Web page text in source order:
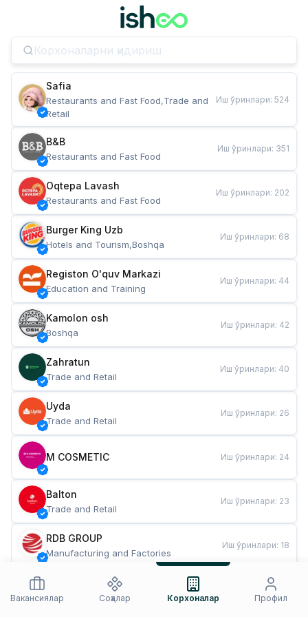
Safia
Restaurants and Fast Food,Trade and
Retail
Иш ўринлари: 524
B&B
Restaurants and Fast Food
Иш ўринлари: 351
Oqtepa Lavash
Restaurants and Fast Food
Иш ўринлари: 202
Burger King Uzb
Hotels and Tourism,Boshqa
Иш ўринлари: 68
Registon O'quv Markazi
Education and Training
Иш ўринлари: 44
Kamolon osh
Boshqa
Иш ўринлари: 42
Zahratun
Trade and Retail
Иш ўринлари: 40
Uyda
Trade and Retail
Иш ўринлари: 26
M COSMETIC Иш ўринлари: 24
Balton
Trade and Retail
Иш ўринлари: 23
RDB GROUP
Manufacturing and Factories
Иш ўринлари: 18
Restaurants and Fast Food
Иш ўринлари
Вакансиялар
Соҳалар Корхоналар Профил